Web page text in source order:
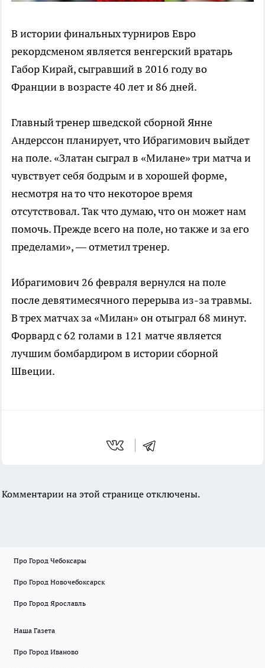
В истории финальных турниров Евро
рекордсменом является венгерский вратарь
Габор Кирай, сыгравший в 2016 году во
Франции в возрасте 40 лет и 86 дней.
Главный тренер шведской сборной Янне
Андерссон планирует, что Ибрагимович выйдет
на поле. «Златан сыграл в «Милане» три матча и
чувствует себя бодрым и в хорошей форме,
несмотря на то что некоторое время
отсутствовал. Так что думаю, что он может нам
помочь. Прежде всего на поле, но также и за его
пределами», — отметил тренер.
Ибрагимович 26 февраля вернулся на поле
после девятимесячного перерыва из-за травмы.
В трех матчах за «Милан» он отыграл 68 минут.
Форвард с 62 голами в 121 матче является
лучшим бомбардиром в истории сборной
Швеции.
Комментарии на этой странице отключены.
Про Город Чебоксары
Про Город Новочебоксарск
Про Город Ярославль
Наша Газета
Про Город Иваново